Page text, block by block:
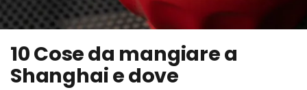
10 Cose da mangiare a
Shanghai e dove